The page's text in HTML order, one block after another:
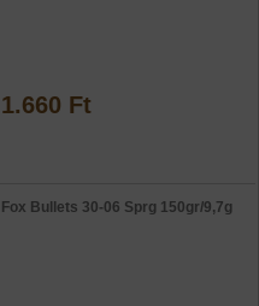
1.660 Ft
Fox Bullets 30-06 Sprg 150gr/9,7g